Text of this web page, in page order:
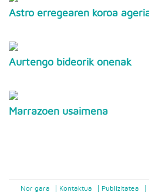
Astro erregearen koroa
Aurtengo bideorik onenak
Marrazoen usaimena
Nor gara Kontaktua Publizitatea